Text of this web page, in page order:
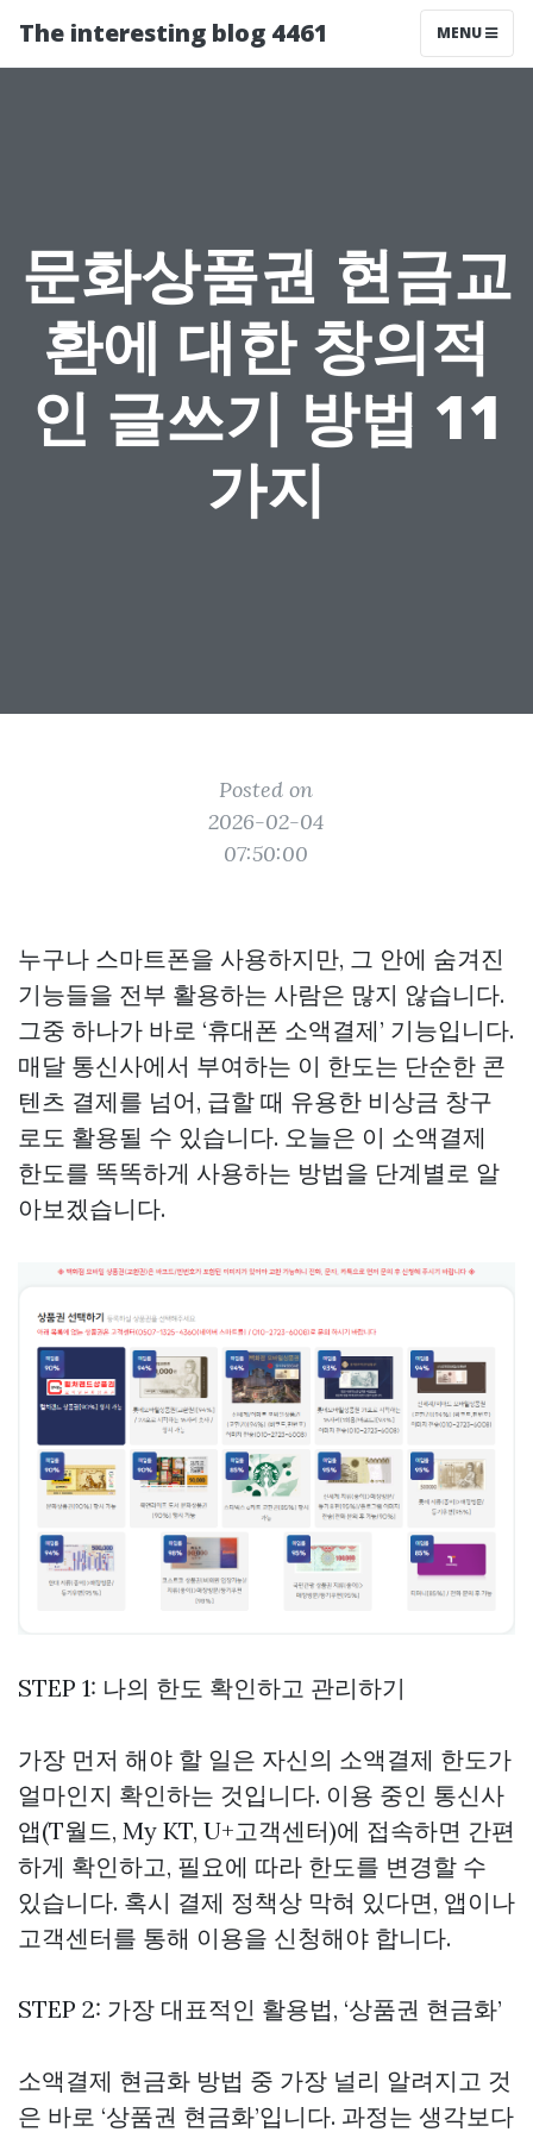
The interesting blog 4461 MENU
문화상품권 현금교
환에 대한 창의적
인 글쓰기 방법 11
가지
Posted on
2026-02-04
07:50:00
누구나 스마트폰을 사용하지만, 그 안에 숨겨진
기능들을 전부 활용하는 사람은 많지 않습니다.
그중 하나가 바로 ‘휴대폰 소액결제’ 기능입니다.
매달 통신사에서 부여하는 이 한도는 단순한 콘
텐츠 결제를 넘어, 급할 때 유용한 비상금 창구
로도 활용될 수 있습니다. 오늘은 이 소액결제
한도를 똑똑하게 사용하는 방법을 단계별로 알
아보겠습니다.
STEP 1: 나의 한도 확인하고 관리하기
가장 먼저 해야 할 일은 자신의 소액결제 한도가
얼마인지 확인하는 것입니다. 이용 중인 통신사
앱(T월드, My KT, U+고객센터)에 접속하면 간편
하게 확인하고, 필요에 따라 한도를 변경할 수
있습니다. 혹시 결제 정책상 막혀 있다면, 앱이나
고객센터를 통해 이용을 신청해야 합니다.
STEP 2: 가장 대표적인 활용법, ‘상품권 현금화’
소액결제 현금화 방법 중 가장 널리 알려지고 것
은 바로 ‘상품권 현금화’입니다. 과정는 생각보다